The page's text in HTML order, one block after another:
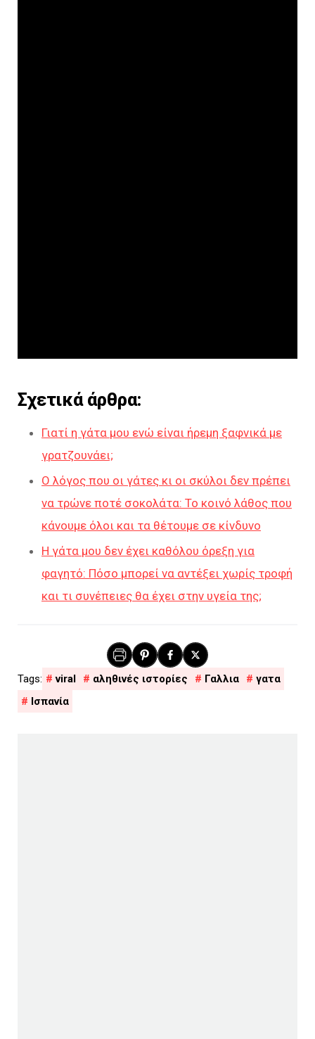
Σχετικά άρθρα:
Γιατί η γάτα μου ενώ είναι ήρεμη ξαφνικά με
γρατζουνάει;
Ο λόγος που οι γάτες κι οι σκύλοι δεν πρέπει
να τρώνε ποτέ σοκολάτα: Το κοινό λάθος που
κάνουμε όλοι και τα θέτουμε σε κίνδυνο
Η γάτα μου δεν έχει καθόλου όρεξη για
φαγητό: Πόσο μπορεί να αντέξει χωρίς τροφή
και τι συνέπειες θα έχει στην υγεία της;
viral αληθινές ιστορίες Γαλλια
γατα
Ισπανία